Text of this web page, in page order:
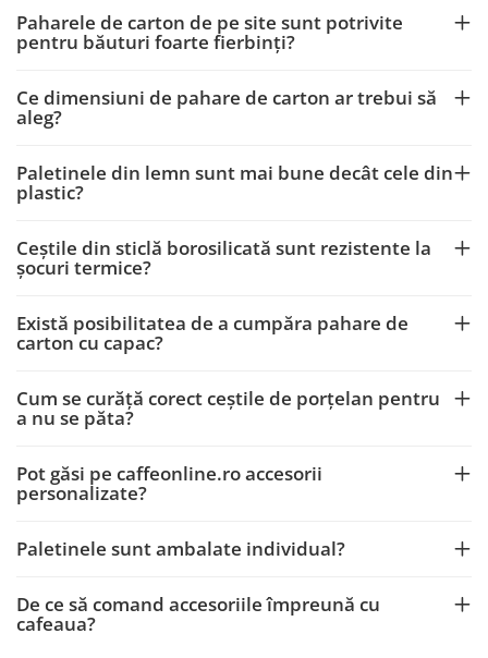
Paharele de carton de pe site sunt potrivite
pentru băuturi foarte fierbinți?
Ce dimensiuni de pahare de carton ar trebui să
aleg?
Paletinele din lemn sunt mai bune decât cele din
plastic?
Ceștile din sticlă borosilicată sunt rezistente la
șocuri termice?
Există posibilitatea de a cumpăra pahare de
carton cu capac?
Cum se curăță corect ceștile de porțelan pentru
a nu se păta?
Pot găsi pe caffeonline.ro accesorii
personalizate?
Paletinele sunt ambalate individual?
De ce să comand accesoriile împreună cu
cafeaua?